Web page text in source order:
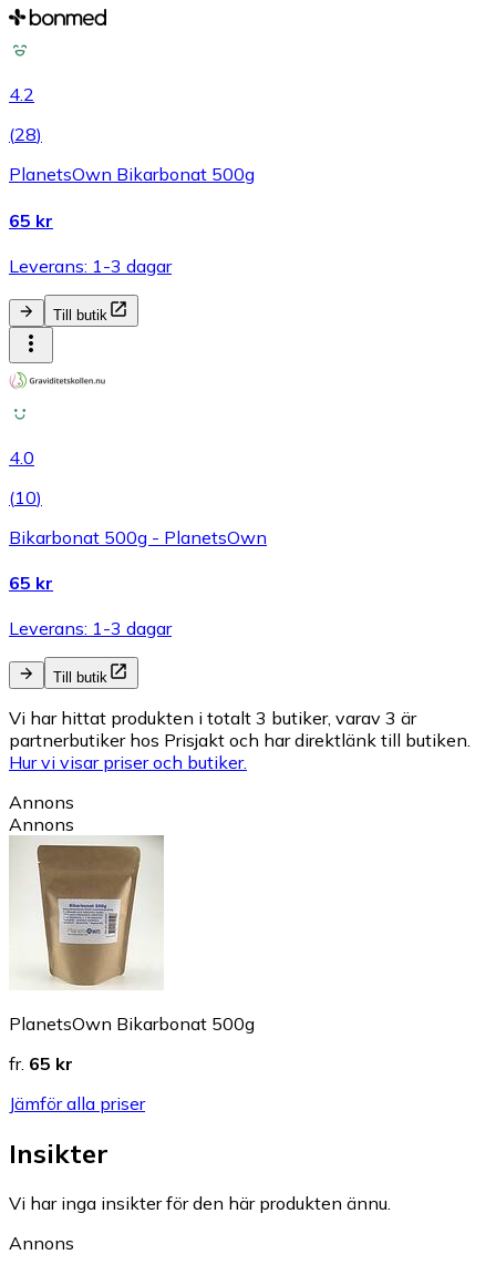
4.2
(28)
PlanetsOwn Bikarbonat 500g
65 kr
Leverans: 1-3 dagar
Till butik
4.0
(10)
Bikarbonat 500g - PlanetsOwn
65 kr
Leverans: 1-3 dagar
Till butik
Vi har hittat produkten i totalt 3 butiker, varav 3 är
partnerbutiker hos Prisjakt och har direktlänk till butiken.
Hur vi visar priser och butiker.
Annons
Annons
PlanetsOwn Bikarbonat 500g
fr. 65 kr
Jämför alla priser
Insikter
Vi har inga insikter för den här produkten ännu.
Annons